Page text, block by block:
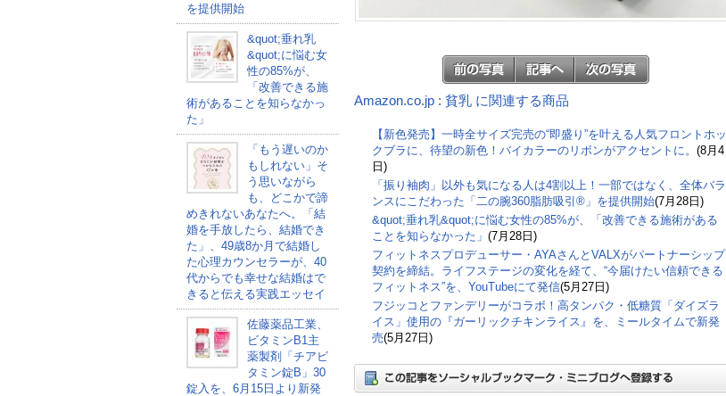
を提供開始
&quot;垂れ乳
&quot;に悩む女
性の85%が、
「改善できる施
術があることを知らなかっ
た」
「もう遅いのか
もしれない」そ
う思いながら
も、どこかで諦
めきれないあなたへ。「結
婚を手放したら、結婚でき
た」、49歳8か月で結婚し
た心理カウンセラーが、40
代からでも幸せな結婚はで
きると伝える実践エッセイ
佐藤薬品工業、
ビタミンB1主
薬製剤「チアビ
タミン錠B」30
錠入を、6月15日より新発
Amazon.co.jp : 貧乳 に関連する商品
【新色発売】一時全サイズ完売の“即盛り”を叶える人気フロントホッ
クブラに、待望の新色！バイカラーのリボンがアクセントに。 (8月4
日)
「振り袖肉」以外も気になる人は4割以上！一部ではなく、全体バラ
ンスにこだわった「二の腕360脂肪吸引®」を提供開始(7月28日)
&quot;垂れ乳&quot;に悩む女性の85%が、「改善できる施術がある
ことを知らなかった」 (7月28日)
フィットネスプロデューサー・AYAさんとVALXがパートナーシップ
契約を締結。ライフステージの変化を経て、“今届けたい信頼できる
フィットネス”を、YouTubeにて発信(5月27日)
フジッコとファンデリーがコラボ！高タンパク・低糖質「ダイズラ
イス」使用の『ガーリックチキンライス』を、ミールタイムで新発
売(5月27日)